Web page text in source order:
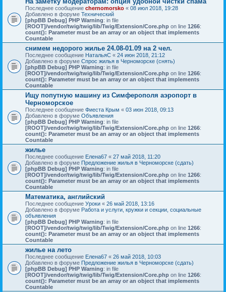
Последнее сообщение chernomorsko « 08 июл 2018, 19:28
Добавлено в форуме Технический
[phpBB Debug] PHP Warning: in file
[ROOT]/vendor/twig/twig/lib/Twig/Extension/Core.php on line 1266:
count(): Parameter must be an array or an object that implements
Countable
снимем недорого жилье 24.08-01.09 на 2 чел.
Последнее сообщение НатальяС « 24 июн 2018, 21:12
Добавлено в форуме Спрос жилья в Черноморске (снять)
[phpBB Debug] PHP Warning: in file
[ROOT]/vendor/twig/twig/lib/Twig/Extension/Core.php on line 1266:
count(): Parameter must be an array or an object that implements
Countable
Ищу попутную машину из Симферополя аэропорт в
Черноморское
Последнее сообщение Фиеста Крым « 03 июн 2018, 09:13
Добавлено в форуме Объявления
[phpBB Debug] PHP Warning: in file
[ROOT]/vendor/twig/twig/lib/Twig/Extension/Core.php on line 1266:
count(): Parameter must be an array or an object that implements
Countable
жилье
Последнее сообщение Елена67 « 27 май 2018, 11:20
Добавлено в форуме Предложение жилья в Черноморске (сдать)
[phpBB Debug] PHP Warning: in file
[ROOT]/vendor/twig/twig/lib/Twig/Extension/Core.php on line 1266:
count(): Parameter must be an array or an object that implements
Countable
Математика, английский
Последнее сообщение Уроки « 26 май 2018, 13:16
Добавлено в форуме Работа и услуги, кружки и секции, социальные
объявления
[phpBB Debug] PHP Warning: in file
[ROOT]/vendor/twig/twig/lib/Twig/Extension/Core.php on line 1266:
count(): Parameter must be an array or an object that implements
Countable
жилье на лето
Последнее сообщение Елена67 « 26 май 2018, 10:03
Добавлено в форуме Предложение жилья в Черноморске (сдать)
[phpBB Debug] PHP Warning: in file
[ROOT]/vendor/twig/twig/lib/Twig/Extension/Core.php on line 1266:
count(): Parameter must be an array or an object that implements
Countable